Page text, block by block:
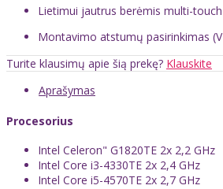
Lietimui jautrus berėmis multi-
Montavimo atstumų pasirinkimas
Turite klausimų apie šią prekę? Klauskite
Aprašymas
Procesorius
Intel Celeron" G1820TE 2x 2,2 GHz
Intel Core i3-4330TE 2x 2,4 GHz
Intel Core i5-4570TE 2x 2,7 GHz